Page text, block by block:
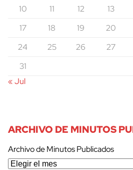
10
11 12 13
17
18 19 20
24
25 26 27
31
« Jul
ARCHIVO DE MINUTOS
Archivo de Minutos Publicados